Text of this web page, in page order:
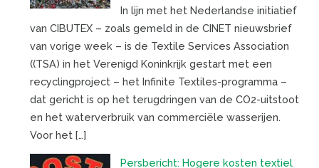
In lijn met het Nederlandse initiatief
van CIBUTEX – zoals gemeld in de CINET nieuwsbrief
van vorige week – is de Textile Services Association
((TSA) in het Verenigd Koninkrijk gestart met een
recyclingproject – het Infinite Textiles-programma –
dat gericht is op het terugdringen van de CO2-uitstoot
en het waterverbruik van commerciële wasserijen.
Voor het […]
Persbericht: Hogere kosten textiel